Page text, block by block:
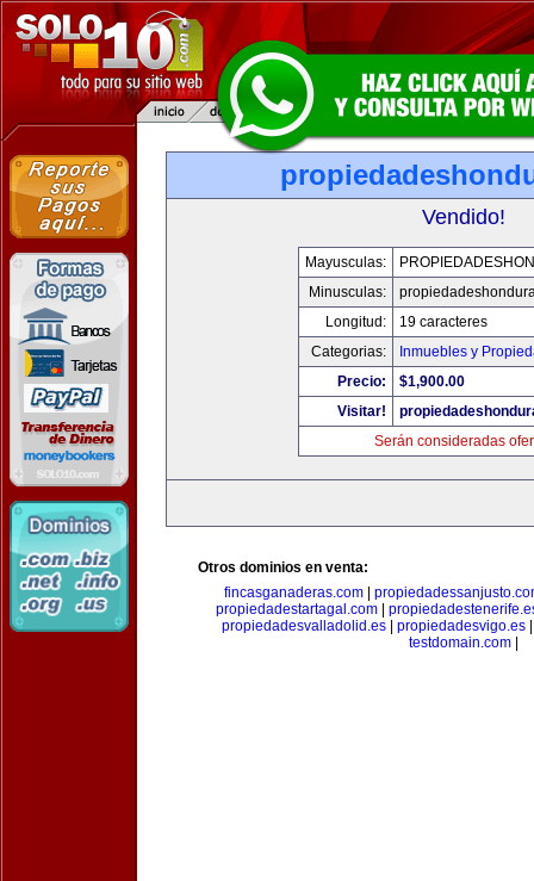
Vendido!
Mayusculas:
Minusculas:
Longitud:
19 caracteres
Categorias:
Inmuebles y
Precio:
$1,900.00
Visitar!
Serán consideradas
Otros dominios en venta:
fincasganaderas.com
propiedadestartagal.com|
propiedadesvalladolid.es
propiedadesvigo.es
testdomain.com